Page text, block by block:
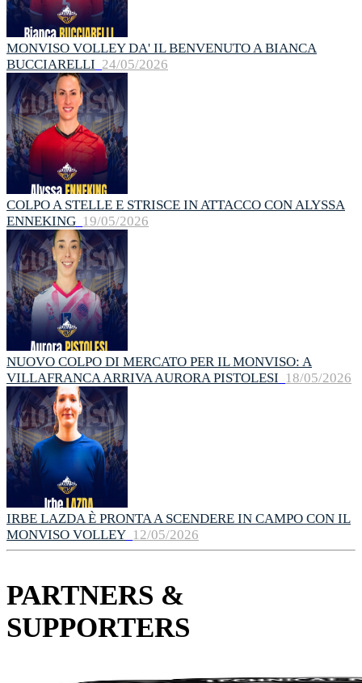
MONVISO VOLLEY DA' IL BENVENUTO A BIANCA
BUCCIARELLI 24/05/2026
COLPO A STELLE E STRISCE IN ATTACCO CON ALYSSA
ENNEKING 19/05/2026
NUOVO COLPO DI MERCATO PER IL MONVISO: A
VILLAFRANCA ARRIVA AURORA PISTOLESI 18/05/2026
IRBE LAZDA È PRONTA A SCENDERE IN CAMPO CON IL
MONVISO VOLLEY 12/05/2026
PARTNERS &
SUPPORTERS